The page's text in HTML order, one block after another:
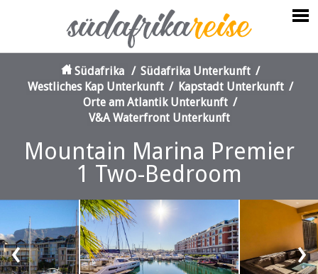
Südafrika / Südafrika Unterkunft /
Westliches Kap Unterkunft / Kapstadt Unterkunft /
Orte am Atlantik Unterkunft /
V&A Waterfront Unterkunft
Mountain Marina Premier
1 Two-Bedroom
‹ ›